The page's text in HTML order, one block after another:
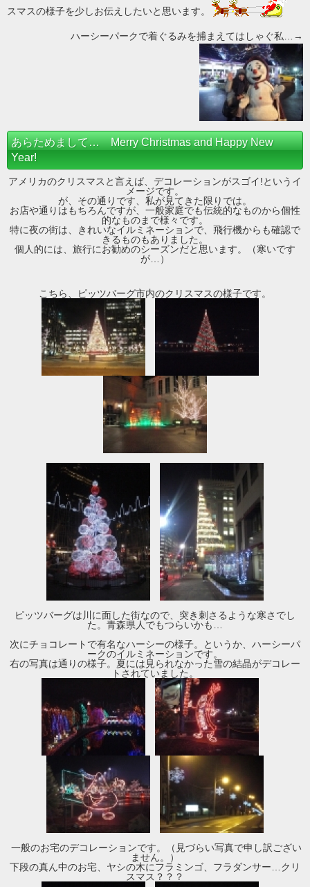
スマスの様子を少しお伝えしたいと思います。
ハーシーパークで着ぐるみを捕まえてはしゃぐ私…→
あらためまして… Merry Christmas and Happy New
Year!
アメリカのクリスマスと言えば、デコレーションがスゴイ!というイ
メージです。
が、その通りです、私が見てきた限りでは。
お店や通りはもちろんですが、一般家庭でも伝統的なものから個性
的なものまで様々です。
特に夜の街は、きれいなイルミネーションで、飛行機からも確認で
きるものもありました。
個人的には、旅行にお勧めのシーズンだと思います。（寒いです
が…）
こちら、ピッツバーグ市内のクリスマスの様子です。
ピッツバーグは川に面した街なので、突き刺さるような寒さでし
た。青森県人でもつらいかも…
次にチョコレートで有名なハーシーの様子。というか、ハーシーパ
ークのイルミネーションです。
右の写真は通りの様子。夏には見られなかった雪の結晶がデコレー
トされていました。
一般のお宅のデコレーションです。（見づらい写真で申し訳ござい
ません。）
下段の真ん中のお宅、ヤシの木にフラミンゴ、フラダンサー…クリ
スマス？？？